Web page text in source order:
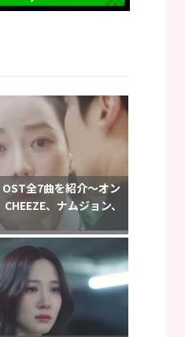
OST全7曲を紹介〜オン
、ナムジョン、